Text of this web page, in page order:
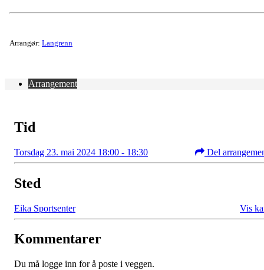
Arrangør: Langrenn
Arrangement
Tid
Torsdag 23. mai 2024 18:00 - 18:30 Del
Sted
Eika Sportsenter Vis
Kommentarer
Du må logge inn for å poste i veggen.